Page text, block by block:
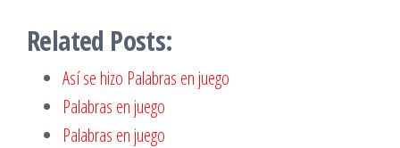
Related Posts:
Así se hizo Palabras en juego
Palabras en juego
Palabras en juego